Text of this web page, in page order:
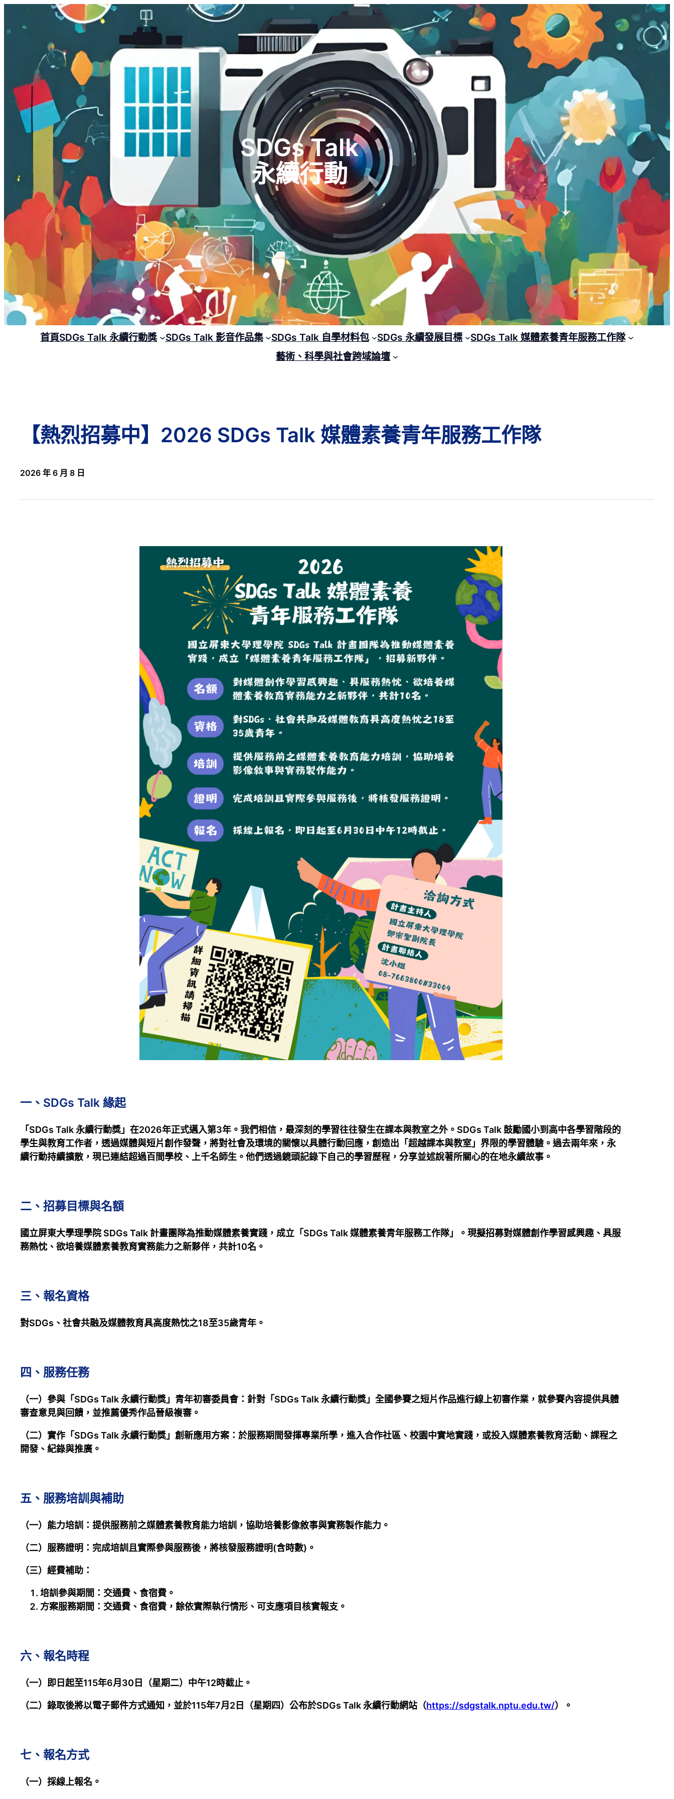
SDGs Talk
永續行動
首頁SDGs Talk 永續行動獎 SDGs Talk 影音作品集 SDGs Talk 自學材料包 SDGs 永續發展目標
SDGs Talk 媒體素養青年服務工作隊
藝術、科學與社會跨域論壇
【熱烈招募中】2026 SDGs Talk 媒體素養青年服務工作隊
2026 年 6 月 8 日
一、SDGs Talk 緣起
「SDGs Talk 永續行動獎」在2026年正式邁入第3年。我們相信，最深刻的學習往往發生在課本與教室之外。SDGs Talk 鼓勵國小到高中各學習階段的
學生與教育工作者，透過媒體與短片創作發聲，將對社會及環境的關懷以具體行動回應，創造出「超越課本與教室」界限的學習體驗。過去兩年來，永
續行動持續擴散，現已連結超過百間學校、上千名師生。他們透過鏡頭記錄下自己的學習歷程，分享並述說著所關心的在地永續故事。
二、招募目標與名額
國立屏東大學理學院 SDGs Talk 計畫團隊為推動媒體素養實踐，成立「SDGs Talk 媒體素養青年服務工作隊」。現擬招募對媒體創作學習感興趣、具服
務熱忱、欲培養媒體素養教育實務能力之新夥伴，共計10名。
三、報名資格
對SDGs、社會共融及媒體教育具高度熱忱之18至35歲青年。
四、服務任務
（一）參與「SDGs Talk 永續行動獎」青年初審委員會：針對「SDGs Talk 永續行動獎」全國參賽之短片作品進行線上初審作業，就參賽內容提供具體
審查意見與回饋，並推薦優秀作品晉級複審。
（二）實作「SDGs Talk 永續行動獎」創新應用方案：於服務期間發揮專業所學，進入合作社區、校園中實地實踐，或投入媒體素養教育活動、課程之
開發、紀錄與推廣。
五、服務培訓與補助
（一）能力培訓：提供服務前之媒體素養教育能力培訓，協助培養影像敘事與實務製作能力。
（二）服務證明：完成培訓且實際參與服務後，將核發服務證明(含時數)。
（三）經費補助：
培訓參與期間：交通費、食宿費。
方案服務期間：交通費、食宿費，餘依實際執行情形、可支應項目核實報支。
六、報名時程
（一）即日起至115年6月30日（星期二）中午12時截止。
（二）錄取後將以電子郵件方式通知，並於115年7月2日（星期四）公布於SDGs Talk 永續行動網站（https://sdgstalk.nptu.edu.tw/）。
七、報名方式
（一）採線上報名。